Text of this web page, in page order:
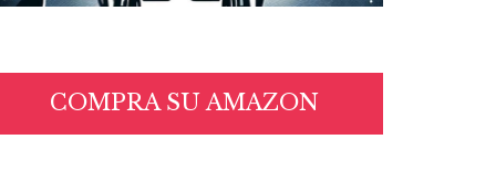
COMPRA SU AMAZON